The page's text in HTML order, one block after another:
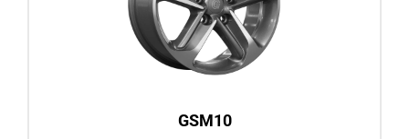
GSM10
16″ / 18″
Fiat Ducato, ab BJ 2006
Mercedes Sprinter, ab BJ 2006
Felgenansicht